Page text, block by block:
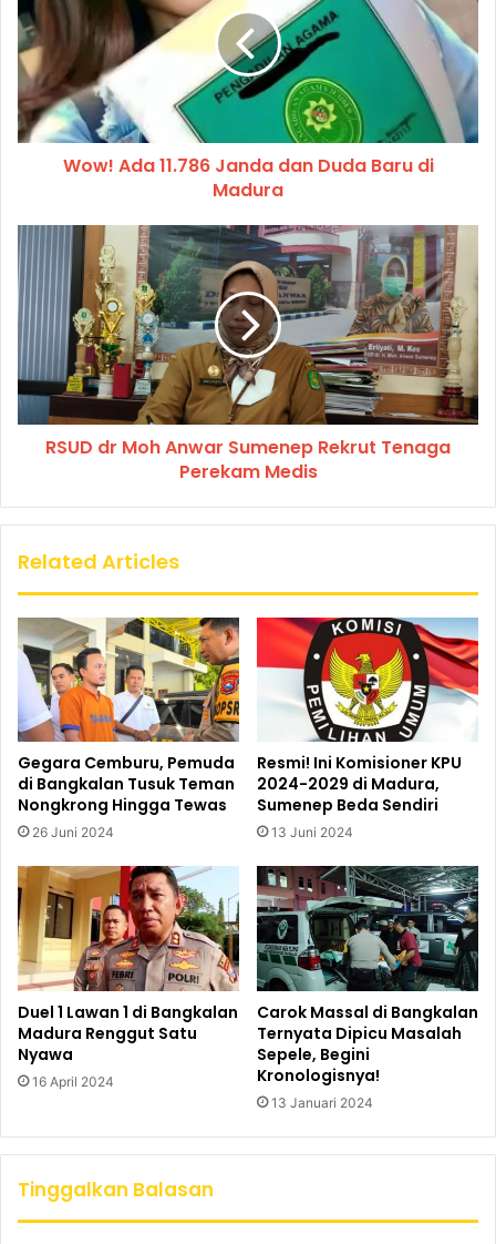
Wow! Ada 11.786 Janda dan Duda Baru di
Madura
RSUD dr Moh Anwar Sumenep Rekrut Tenaga
Perekam Medis
Related Articles
Gegara Cemburu, Pemuda
di Bangkalan Tusuk Teman
Nongkrong Hingga Tewas
26 Juni 2024
Resmi! Ini Komisioner KPU
2024-2029 di Madura,
Sumenep Beda Sendiri
13 Juni 2024
Duel 1 Lawan 1 di Bangkalan
Madura Renggut Satu
Nyawa
16 April 2024
Carok Massal di Bangkalan
Ternyata Dipicu Masalah
Sepele, Begini
Kronologisnya!
13 Januari 2024
Tinggalkan Balasan